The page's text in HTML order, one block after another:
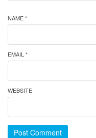
NAME *
EMAIL *
WEBSITE
Post Comment